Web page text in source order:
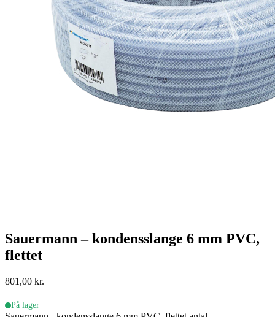
Sauermann – kondensslange 6 mm PVC,
flettet
801,00 kr.
På lager